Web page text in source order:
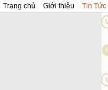
Trang chủ Giới thiệu Tin Tức